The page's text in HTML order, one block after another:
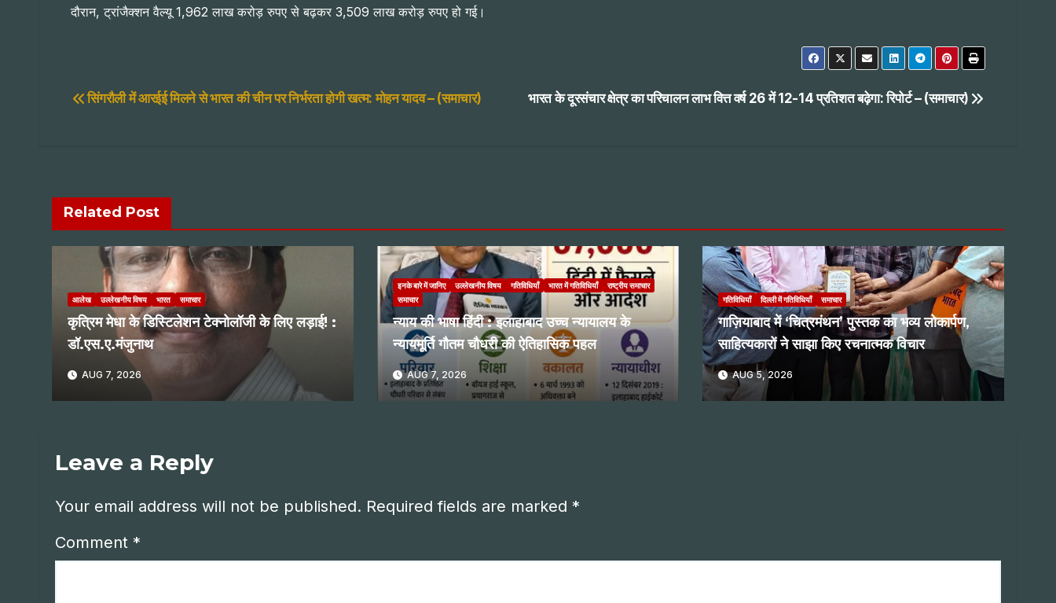
दौरान, ट्रांजैक्शन वैल्यू 1,962 लाख करोड़ रुपए से बढ़कर 3,509 लाख करोड़ रुपए हो गई।
Post
भारत के दूरसंचार क्षेत्र का परिचालन लाभ वित्त वर्ष 26 में 12-14 प्रतिशत बढ़ेगा: रिपोर्ट – (समाचार)
सिंगरौली में आरईई मिलने से भारत की चीन पर निर्भरता होगी खत्म: मोहन यादव – (समाचार)
Related Post
आलेख उल्लेखनीय विषय भारत समाचार
कृत्रिम मेधा के डिस्टिलेशन टेक्नोलॉजी के लिए लड़ाई! :
डॉ.एस.ए.मंजुनाथ
AUG 7, 2026
इनके बारे में जानिए उल्लेखनीय विषय गतिविधियाँ भारत में गतिविधियाँ
राष्ट्रीय समाचार
समाचार
न्याय की भाषा हिंदी : इलाहाबाद उच्च न्यायालय के
न्यायमूर्ति गौतम चौधरी की ऐतिहासिक पहल
AUG 7, 2026
गतिविधियाँ दिल्ली में गतिविधियाँ समाचार
गाज़ियाबाद में ‘चित्रमंथन’ पुस्तक का भव्य लोकार्पण,
साहित्यकारों ने साझा किए रचनात्मक विचार
AUG 5, 2026
Leave a Reply
Your email address will not be published. Required fields are marked *
Comment *